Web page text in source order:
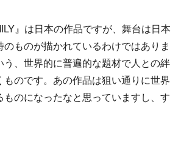
』は日本の作品ですが、舞台は日本
ものが描かれているわけではありま
、世界的に普遍的な題材で人との絆
のです。あの作品は狙い通りに世界
のになったなと思っていますし、す